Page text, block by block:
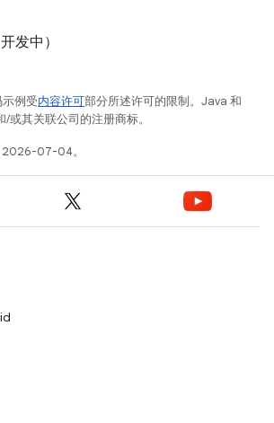
发中）
例受内容许可部分所述许可的限制。Java 和
或其关联公司的注册商标。
2026-07-04。